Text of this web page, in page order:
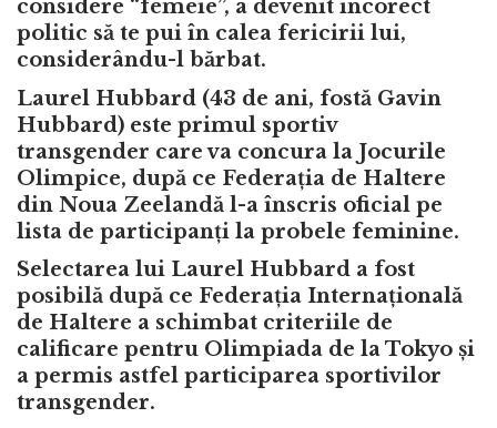
considere “femeie”, a devenit incorect
politic să te pui în calea fericirii lui,
considerându-l bărbat.
Laurel Hubbard (43 de ani, fostă Gavin
Hubbard) este primul sportiv
transgender care va concura la Jocurile
Olimpice, după ce Federația de Haltere
din Noua Zeelandă l-a înscris oficial pe
lista de participanți la probele feminine.
Selectarea lui Laurel Hubbard a fost
posibilă după ce Federația Internațională
de Haltere a schimbat criteriile de
calificare pentru Olimpiada de la Tokyo și
a permis astfel participarea sportivilor
transgender.